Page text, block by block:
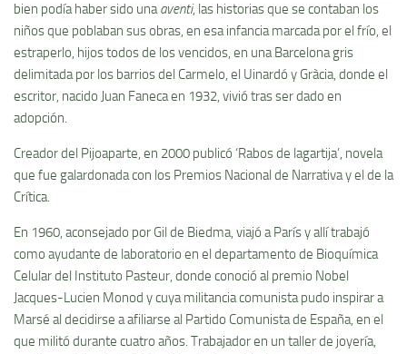
bien podía haber sido unaaventi, las historias que se contaban los
niños que poblaban sus obras, en esa infancia marcada por el frío, el
estraperlo, hijos todos de los vencidos, en una Barcelona gris
delimitada por los barrios del Carmelo, el Uinardó y Gràcia, donde el
escritor, nacido Juan Faneca en 1932, vivió tras ser dado en
adopción.
Creador del Pijoaparte, en 2000 publicó ‘Rabos de lagartija’, novela
que fue galardonada con los Premios Nacional de Narrativa y el de la
Crítica.
En 1960, aconsejado por Gil de Biedma, viajó a París y allí trabajó
como ayudante de laboratorio en el departamento de Bioquímica
Celular del Instituto Pasteur, donde conoció al premio Nobel
Jacques-Lucien Monod y cuya militancia comunista pudo inspirar a
Marsé al decidirse a afiliarse al Partido Comunista de España, en el
que militó durante cuatro años. Trabajador en un taller de joyería,